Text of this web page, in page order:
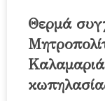
Θερμά